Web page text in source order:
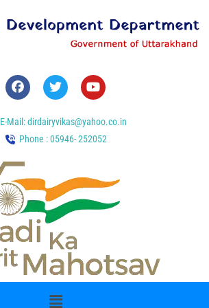
E-Mail: dirdairyvikas@yahoo.co.in
Phone : 05946- 252052